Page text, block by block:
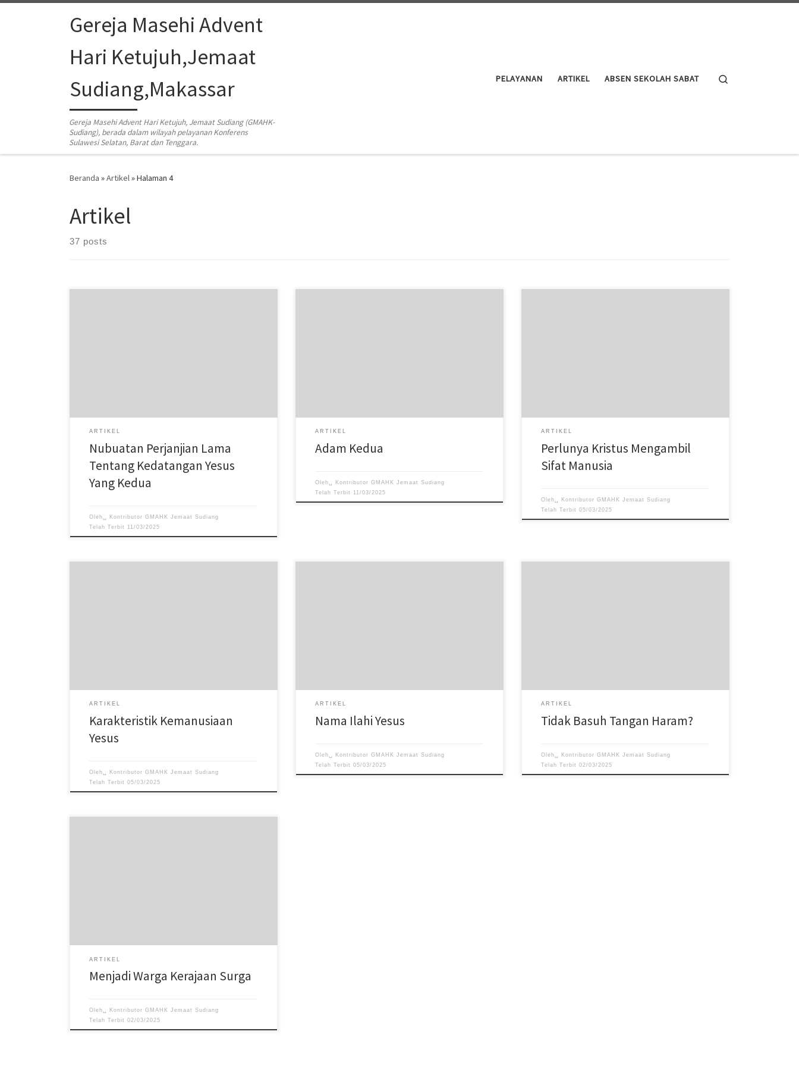
Skip to contentGereja Masehi Advent
Hari Ketujuh,Jemaat
Sudiang,Makassar
Gereja Masehi Advent Hari Ketujuh, Jemaat Sudiang (GMAHK-
Sudiang), berada dalam wilayah pelayanan Konferens
Sulawesi Selatan, Barat dan Tenggara.
PELAYANAN ARTIKEL ABSEN SEKOLAH SABAT
Beranda »Artikel»Halaman 4
Artikel
37 posts
ARTIKEL
Nubuatan Perjanjian Lama
Tentang Kedatangan Yesus
Yang Kedua
Oleh␣ Kontributor GMAHK Jemaat Sudiang
Telah Terbit 11/03/2025
ARTIKEL
Adam Kedua
Oleh␣ Kontributor GMAHK Jemaat Sudiang
Telah Terbit 11/03/2025
ARTIKEL
Perlunya Kristus Mengambil
Sifat Manusia
Oleh␣ Kontributor GMAHK Jemaat Sudiang
Telah Terbit05/03/2025
ARTIKEL
Karakteristik Kemanusiaan
Yesus
Oleh␣ Kontributor GMAHK Jemaat Sudiang
Telah Terbit05/03/2025
ARTIKEL
Nama Ilahi Yesus
Oleh␣ Kontributor GMAHK Jemaat Sudiang
Telah Terbit05/03/2025
ARTIKEL
Tidak Basuh Tangan Haram?
Oleh␣ Kontributor GMAHK Jemaat Sudiang
Telah Terbit02/03/2025
ARTIKEL
Menjadi Warga Kerajaan Surga
Oleh␣ Kontributor GMAHK Jemaat Sudiang
Telah Terbit02/03/2025